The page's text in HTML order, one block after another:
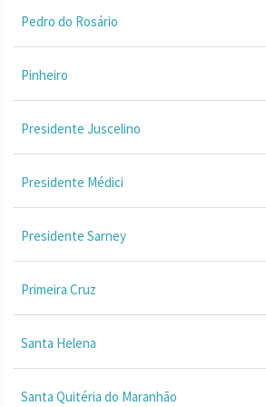
Pedro do Rosário
Pinheiro
Presidente Juscelino
Presidente Médici
Presidente Sarney
Primeira Cruz
Santa Helena
Santa Quitéria do Maranhão